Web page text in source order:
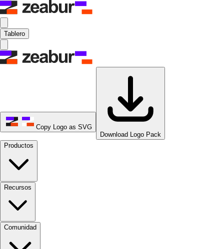
Tablero
Copy Logo as SVG
Download Logo Pack
Productos
Recursos
Comunidad